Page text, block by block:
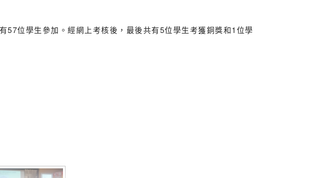
位學生參加。經網上考核後，最後共有5位學生考獲銅獎和1位學